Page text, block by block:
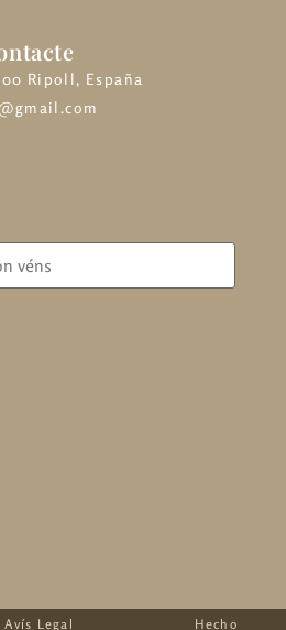
Ripoll, España
Avís Legal Hecho